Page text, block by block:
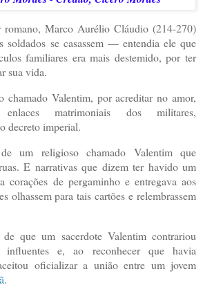
romano, Marco Aurélio Cláudio (214-270)
soldados se casassem — entendia ele que
familiares era mais destemido, por ter
sua vida.
chamado Valentim, por acreditar no amor,
matrimoniais dos militares,
decreto imperial.
um religioso chamado Valentim que
E narrativas que dizem ter havido um
corações de pergaminho e entregava aos
olhassem para tais cartões e relembrassem
que um sacerdote Valentim contrariou
influentes e, ao reconhecer que havia
oficializar a união entre um jovem
.